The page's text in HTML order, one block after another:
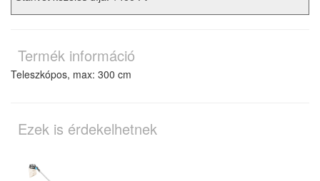
Termék információ
Teleszkópos, max: 300 cm
Ezek is érdekelhetnek